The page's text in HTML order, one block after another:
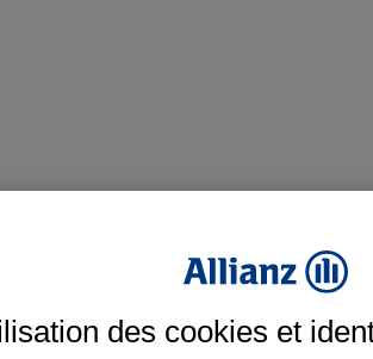
à Juvisy-sur-Orge et aux
des cookies et